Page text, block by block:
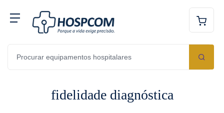
fidelidade diagnóstica